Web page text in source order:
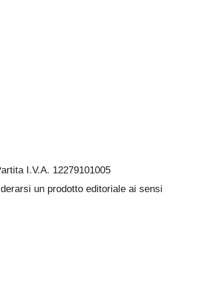
I.V.A. 12279101005
un prodotto editoriale ai sensi